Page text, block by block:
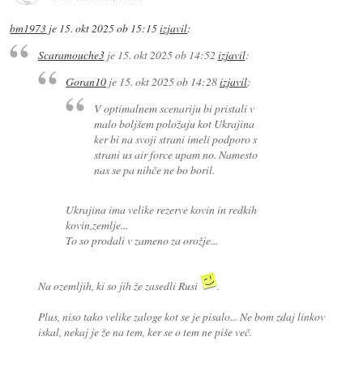
bm1973 je 15. okt 2025 ob 15:15izjavil:
Scaramouche3je 15. okt 2025 ob 14:52 izjavil:
Goran10 je 15. okt 2025 ob 14:28izjavil:
V optimalnem scenariju bi pristali v
malo boljšem položaju kot Ukrajina
ker bi na svoji strani imeli podporo s
strani us air force upam no. Namesto
nas se pa nihče ne bo boril.
Ukrajina ima velike rezerve kovin in redkih
kovin,zemlje...
To so prodali v zameno za orožje...
Na ozemljih, ki so jih že zasedli Rusi
.
Plus, niso tako velike zaloge kot se je pisalo... Ne bom zdaj linkov
iskal, nekaj je že na tem, ker se o tem ne piše več.